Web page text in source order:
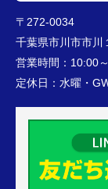
〒272-0034
千葉県市川市市川
営業時間： 10:00
定休日： 水曜・